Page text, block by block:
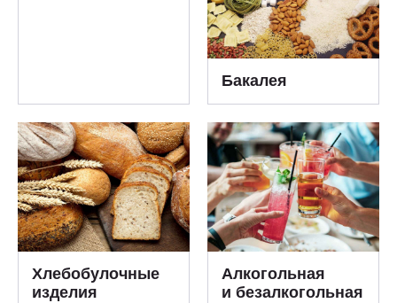
Бакалея
Хлебобулочные
изделия
Алкогольная
и безалкогольная